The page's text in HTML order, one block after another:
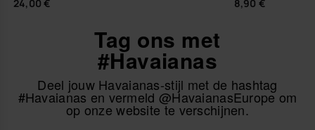
24,00 €
8,90 €
Tag ons met
#Havaianas
Deel jouw Havaianas-stijl met de hashtag
#Havaianas en vermeld @HavaianasEurope om
op onze website te verschijnen.